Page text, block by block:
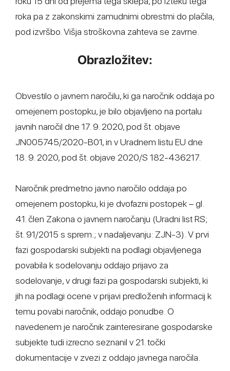
roka pa z zakonskimi zamudnimi obrestmi do plačila,
pod izvršbo. Višja stroškovna zahteva se zavrne.
Obrazložitev:
Obvestilo o javnem naročilu, ki ga naročnik oddaja po
omejenem postopku, je bilo objavljeno na portalu
javnih naročil dne 17. 9. 2020, pod št. objave
JN005745/2020-B01, in v Uradnem listu EU dne
18. 9. 2020, pod št. objave 2020/S 182-436217.
Naročnik predmetno javno naročilo oddaja po
omejenem postopku, ki je dvofazni postopek – gl.
41. člen Zakona o javnem naročanju (Uradni list RS;
št. 91/2015 s sprem.; v nadaljevanju: ZJN-3). V prvi
fazi gospodarski subjekti na podlagi objavljenega
povabila k sodelovanju oddajo prijavo za
sodelovanje, v drugi fazi pa gospodarski subjekti, ki
jih na podlagi ocene v prijavi predloženih informacij k
temu povabi naročnik, oddajo ponudbe. O
navedenem je naročnik zainteresirane gospodarske
subjekte tudi izrecno seznanil v 21. točki
dokumentacije v zvezi z oddajo javnega naročila.